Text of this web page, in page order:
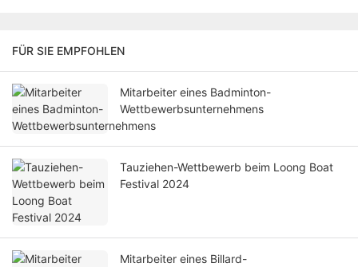
FÜR SIE EMPFOHLEN
Mitarbeiter eines Badminton-
Wettbewerbsunternehmens
Tauziehen-Wettbewerb beim Loong Boat
Festival 2024
Mitarbeiter eines Billard-